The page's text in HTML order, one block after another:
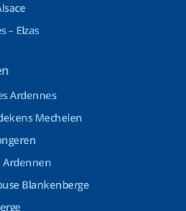
– Elzas
Ardennes
Mechelen
Ardennen
Blankenberge